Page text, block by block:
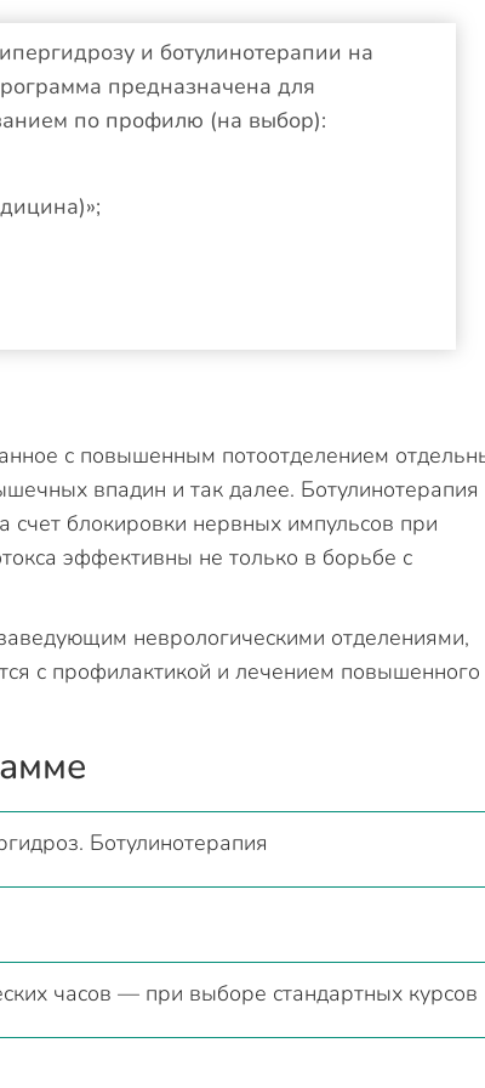
и ботулинотерапии на
предназначена для
по профилю (на выбор):
с повышенным потоотделением
впадин и так далее. Ботулинотерапия
блокировки нервных импульсов при
эффективны не только в борьбе с
неврологическими отделениями,
с профилактикой и лечением повышенного
Ботулинотерапия
часов — при выборе стандартных курсов